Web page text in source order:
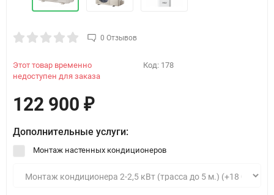
0 Отзывов
Код: 178
Этот товар временно
недоступен для заказа
122 900 ₽
Дополнительные услуги:
Монтаж настенных кондиционеров